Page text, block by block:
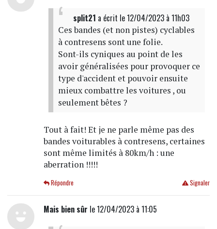
split21 a écrit le 12/04/2023 à 11h03
Ces bandes (et non pistes) cyclables
à contresens sont une folie.
Sont-ils cyniques au point de les
avoir généralisées pour provoquer ce
type d'accident et pouvoir ensuite
mieux combattre les voitures , ou
seulement bêtes ?
Tout à fait! Et je ne parle même pas des
bandes voiturables à contresens, certaines
sont même limités à 80km/h : une
aberration !!!!!
Signaler
Répondre
Mais bien sûr le 12/04/2023 à 11:05